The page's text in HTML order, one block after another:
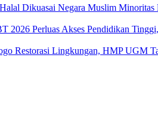
Perluas Akses Pendidikan
Restorasi Lingkungan, HMP UGM